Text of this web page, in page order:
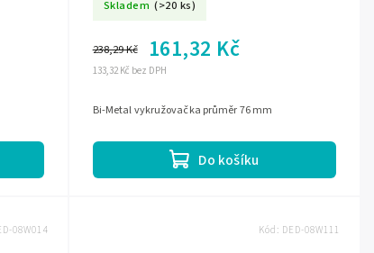
Skladem (>20 ks)
133,32 Kč bez DPH
238,29 Kč 161,32 Kč
Do košíku
Bi-Metal vykružovačka průměr 76 mm
08W014 Kód: DED-08W111